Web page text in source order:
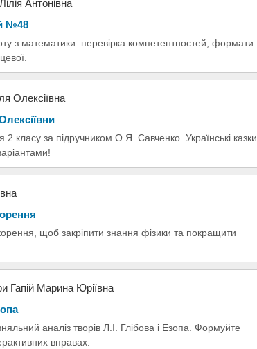
Антонівна
№48
з математики: перевірка компетентностей, формати
Олексіївна
класу за підручником О.Я. Савченко. Українські казки,
щоб закріпити знання фізики та покращити
Гапій Марина Юріївна
аналіз творів Л.І. Глібова і Езопа. Формуйте
вправах.